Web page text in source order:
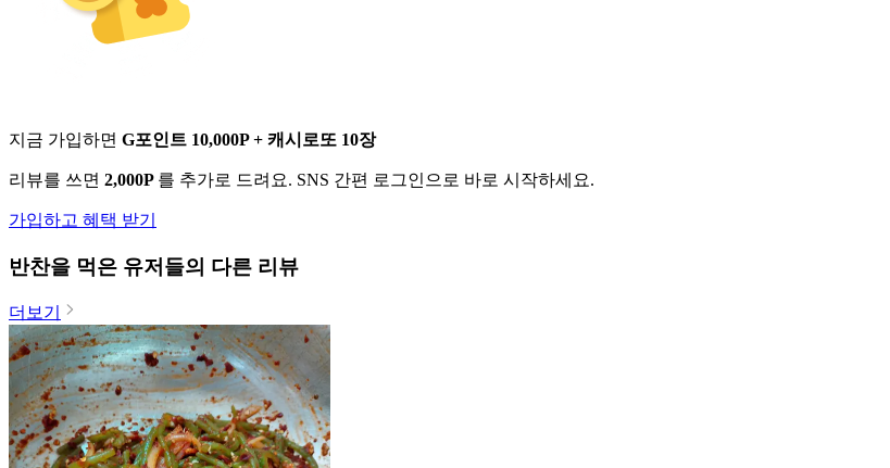
지금 가입하면 G포인트 10,000P + 캐시로또 10장
리뷰를 쓰면 2,000P 를 추가로 드려요. SNS 간편 로그인으로 바로 시작하세요.
가입하고 혜택 받기
반찬을 먹은 유저들의 다른 리뷰
더보기